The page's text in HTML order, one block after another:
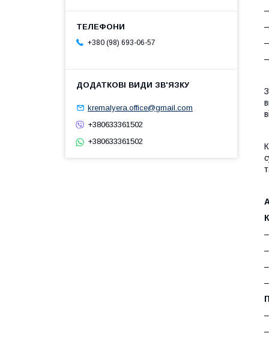
+380 (98) 693-06-57
kremalyera.office@gmail.com
+380633361502
+380633361502